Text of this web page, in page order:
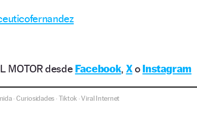
MOTOR desde Facebook, Xo Instagram
·Curiosidades ·Tiktok ·Viral Internet